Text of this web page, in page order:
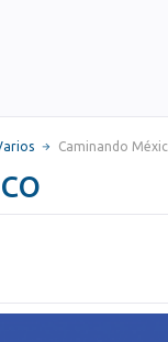
Caminando